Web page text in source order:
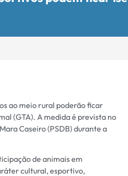
ao meio rural poderão ficar
(GTA). A medida é prevista no
Caseiro (PSDB) durante a
de animais em
cultural, esportivo,